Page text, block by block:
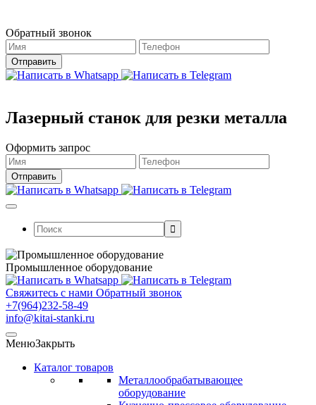
Обратный звонок
Лазерный станок для резки металла
Оформить запрос
Поиск:
Промышленное оборудование
Свяжитесь с нами Обратный звонок
+7(964)232-58-49
info@kitai-stanki.ru
МенюЗакрыть
Каталог товаров
Металлообрабатывающее
оборудование